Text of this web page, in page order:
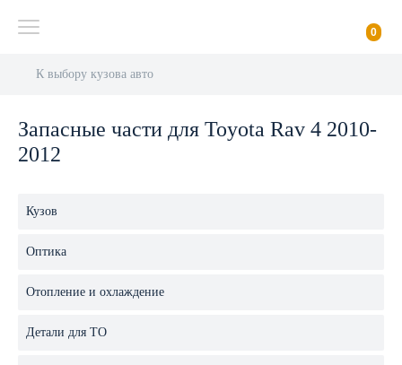
0
К выбору кузова авто
Запасные части для Toyota Rav 4 2010-
2012
Кузов
Оптика
Отопление и охлаждение
Детали для ТО